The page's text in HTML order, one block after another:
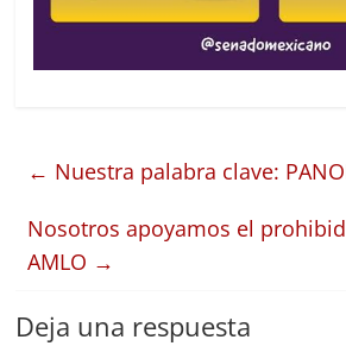
← Nuestra palabra clave:
Nosotros apoyamos el
AMLO →
Deja una respuesta